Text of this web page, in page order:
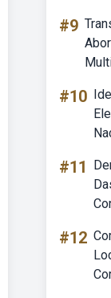
#9
#10
#11
#12